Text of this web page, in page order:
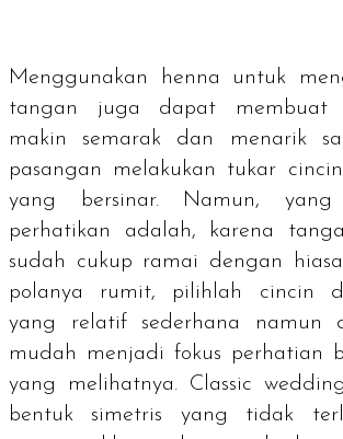
Menggunakan henna untuk
tangan juga dapat membuat
makin semarak dan menarik
pasangan melakukan tukar
yang bersinar. Namun,
perhatikan adalah, karena
sudah cukup ramai dengan
polanya rumit, pilihlah cincin
yang relatif sederhana namun
mudah menjadi fokus perhatian
yang melihatnya. Classic
bentuk simetris yang tidak